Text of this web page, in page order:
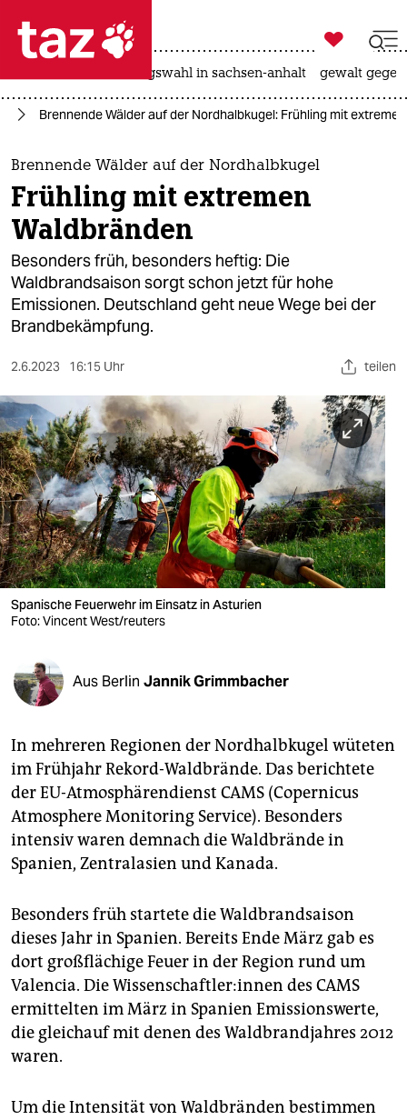
 taz zahl ich
taz zahl ich
themen
politik
öko
gesellschaft
kultur
sport
berlin
nord
wahrheit
verlag
verlag
veranstaltungen
fragen & hilfe
unterstützen
abo
genossenschaft
epaper login

taz zahl ich
landtagswahl in sachsen-anhalt gewalt
Brennende Wälder auf der Nordhalbkugel: Frühling mit
Brennende Wälder auf der Nordhalbkugel
Frühling mit extremen
Waldbränden
Besonders früh, besonders heftig: Die
Waldbrandsaison sorgt schon jetzt für hohe
Emissionen. Deutschland geht neue Wege bei der
Brandbekämpfung.
2.6.2023 16:15 Uhr teilen
Spanische Feuerwehr im Einsatz in Asturien
Foto: Vincent West/reuters
Aus Berlin Jannik Grimmbacher
In mehreren Regionen der Nordhalbkugel wüteten
im Frühjahr Rekord-Waldbrände. Das berichtete
der EU-Atmosphärendienst CAMS (Copernicus
Atmosphere Monitoring Service). Besonders
intensiv waren demnach die Waldbrände in
Spanien, Zentralasien und Kanada.
Besonders früh startete die Waldbrandsaison
dieses Jahr in Spanien. Bereits Ende März gab es
dort großflächige Feuer in der Region rund um
Valencia. Die Wis­sen­schaft­le­r:in­nen des CAMS
ermittelten im März in Spanien Emissionswerte,
die gleichauf mit denen des Waldbrandjahres 2012
waren.
Um die Intensität von Waldbränden bestimmen